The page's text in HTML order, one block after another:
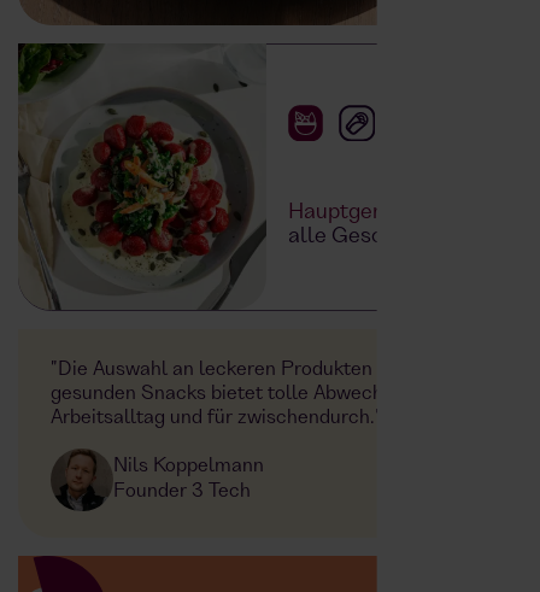
Hauptgerichte
alle Geschmäcker
"Die Auswahl an leckeren Produkten und
gesunden Snacks bietet tolle Abwechslung im
Arbeitsalltag und für zwischendurch."
Nils Koppelmann
Founder 3 Tech